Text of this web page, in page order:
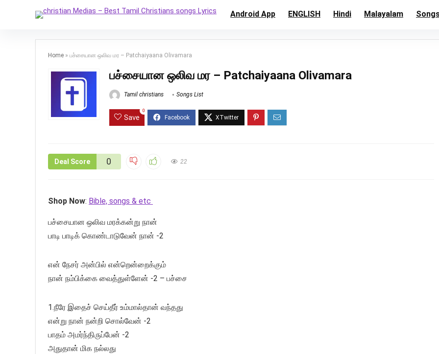
Android App ENGLISH Hindi Malayalam
Home » பச்சையான ஒலிவ மர – Patchaiyaana Olivamara
பச்சையான ஒலிவ மர – Patchaiyaana Olivamara
Tamil christians Songs List
Save
0
Deal Score 0 22
Shop Now: Bible, songs & etc
பச்சையான ஒலிவ மரக்கன்று நான்
பாடி பாடிக் கொண்டாடுவேன் நான் -2
என் நேசர் அன்பில் என்றென்றைக்கும்
நான் நம்பிக்கை வைத்துள்ளேன் -2 – பச்சை
1.நீரே இதைச் செய்தீர் உம்மால்தான் வந்தது
என்று நான் நன்றி சொல்வேன் -2
பாதம் அமர்ந்திருப்பேன் -2
அதுதான் மிக நல்லது